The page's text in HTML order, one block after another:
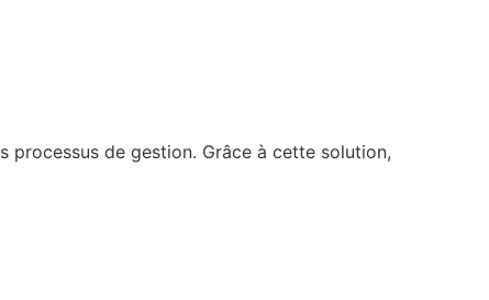
processus de gestion. Grâce à cette solution,